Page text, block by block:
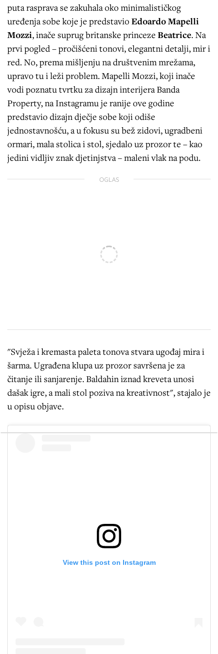
puta rasprava se zakuhala oko minimalističkog
uređenja sobe koje je predstavioEdoardo Mapelli
Mozzi, inače suprug britanske princeze Beatrice. Na
prvi pogled – pročišćeni tonovi, elegantni detalji, mir i
red. No, prema mišljenju na društvenim mrežama,
upravo tu i leži problem. Mapelli Mozzi, koji inače
vodi poznatu tvrtku za dizajn interijera Banda
Property, na Instagramu je ranije ove godine
predstavio dizajn dječje sobe koji odiše
jednostavnošću, a u fokusu su bež zidovi, ugradbeni
ormari, mala stolica i stol, sjedalo uz prozor te – kao
jedini vidljiv znak djetinjstva – maleni vlak na podu.
OGLAS
"Svježa i kremasta paleta tonova stvara ugođaj mira i
šarma. Ugrađena klupa uz prozor savršena je za
čitanje ili sanjarenje. Baldahin iznad kreveta unosi
dašak igre, a mali stol poziva na kreativnost", stajalo je
u opisu objave.
View this post on Instagram